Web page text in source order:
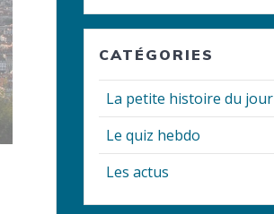
CATÉGORIES
La petite histoire du jour
Le quiz hebdo
Les actus